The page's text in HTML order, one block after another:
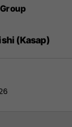
(Kasap)